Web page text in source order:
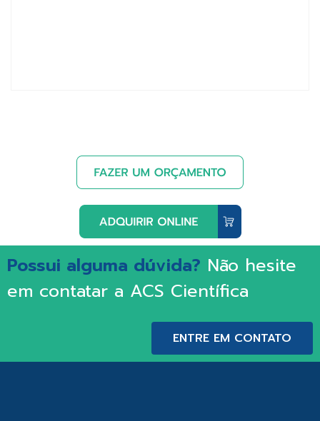
Possui alguma dúvida? Não hesite
em contatar a ACS Científica
ENTRE EM CONTATO